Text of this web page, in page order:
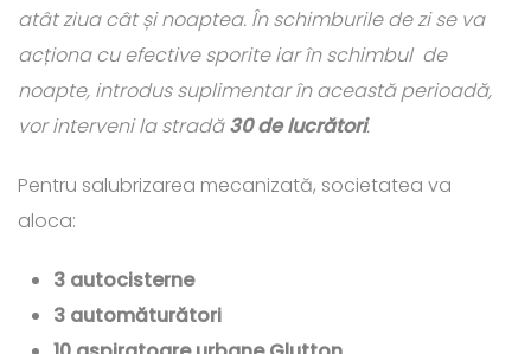
atât ziua cât și noaptea. În schimburile de zi se va
acționa cu efective sporite iar în schimbul de
noapte, introdus suplimentar în această perioadă,
vor interveni la stradă30 de lucrători.
Pentru salubrizarea mecanizată, societatea va
aloca:
3 autocisterne
3 automăturători